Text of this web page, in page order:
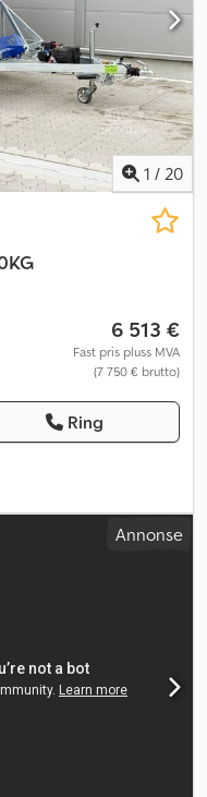
1 / 20
6 513 €
Fast pris pluss MVA
(7 750 € brutto)
Ring
Annonse